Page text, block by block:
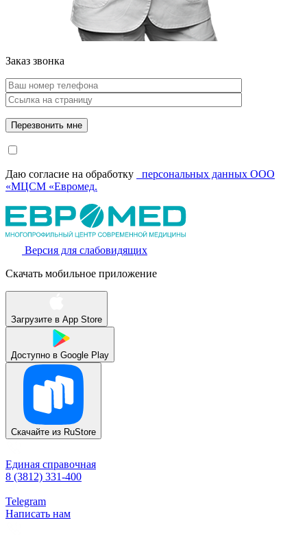
Заказ звонка
Даю согласие на обработку
персональных данных ООО
«МЦСМ «Евромед.
Версия для слабовидящих
Скачать мобильное приложение
Загрузите в App Store
Доступно в Google Play
Скачайте из RuStore
Единая справочная
8 (3812) 331-400
Telegram
Написать нам